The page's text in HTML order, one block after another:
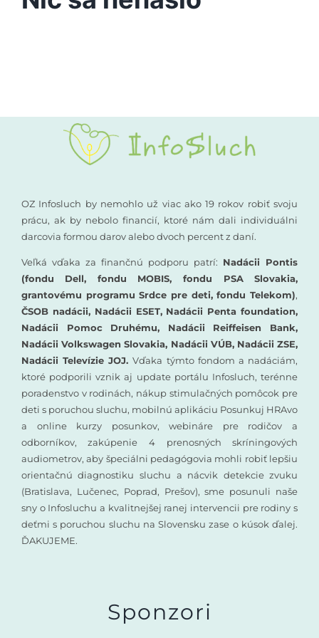
Vyšetrenia sluchu
Rané poradenstvo
Vzdelávanie
OZ Infosluch by nemohlo už viac ako 19 rokov robiť svoju
prácu, ak by nebolo financií, ktoré nám dali individuálni
darcovia formou darov alebo dvoch percent z daní.
Veľká vďaka za finančnú podporu patrí: Nadácii Pontis
(fondu Dell, fondu MOBIS, fondu PSA Slovakia,
grantovému programu Srdce pre deti, fondu Telekom),
ČSOB nadácii, Nadácii ESET, Nadácii Penta foundation,
Nadácii Pomoc Druhému, Nadácii Reiffeisen Bank,
Nadácii Volkswagen Slovakia, Nadácii VÚB, Nadácii ZSE,
Nadácii Televízie JOJ.Vďaka týmto fondom a nadáciám,
ktoré podporili vznik aj update portálu Infosluch, terénne
poradenstvo v rodinách, nákup stimulačných pomôcok pre
deti s poruchou sluchu, mobilnú aplikáciu Posunkuj HRAvo
a online kurzy posunkov, webináre pre rodičov a
odborníkov, zakúpenie 4 prenosných skríningových
audiometrov, aby špeciálni pedagógovia mohli robiť lepšiu
orientačnú diagnostiku sluchu a nácvik detekcie zvuku
(Bratislava, Lučenec, Poprad, Prešov), sme posunuli naše
sny o Infosluchu a kvalitnejšej ranej intervencii pre rodiny s
deťmi s poruchou sluchu na Slovensku zase o kúsok ďalej.
ĎAKUJEME.
Sponzori